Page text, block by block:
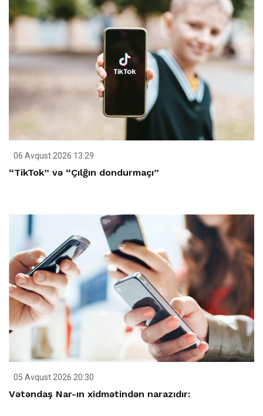
06 Avqust 2026 13:29
“TikTok” və “Çılğın dondurmaçı”
05 Avqust 2026 20:30
Vətəndaş Nar-ın xidmətindən narazıdır: